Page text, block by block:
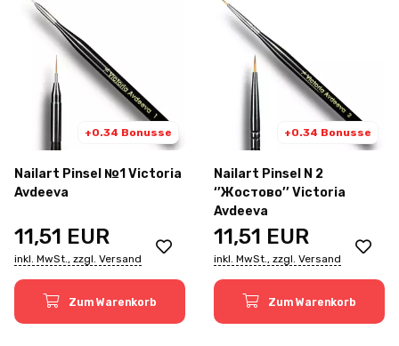
+0.34 Bonusse
Nailart Pinsel №1 Victoria
Avdeeva
11,51 EUR
inkl. MwSt., zzgl. Versand
Zum Warenkorb
+0.34 Bonusse
Nailart Pinsel N 2
‘’Жостово’’ Victoria
Avdeeva
11,51 EUR
inkl. MwSt., zzgl. Versand
Zum Warenkorb